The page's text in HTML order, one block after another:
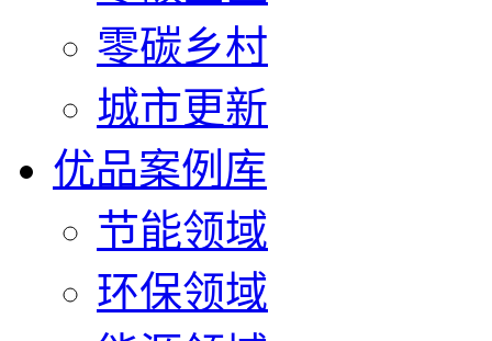
零碳乡村
城市更新
优品案例库
节能领域
环保领域